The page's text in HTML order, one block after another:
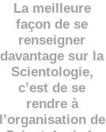
La meilleure
façon de se
renseigner
davantage sur la
Scientologie,
c’est de se
rendre à
l’organisation de